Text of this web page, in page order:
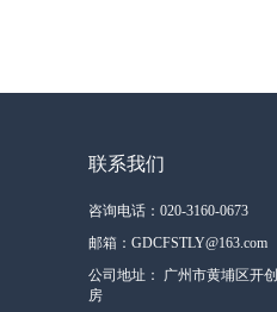
联系我们
咨询电话：020-3160-0673
邮箱：GDCFSTLY@163.com
公司地址： 广州市黄埔区开
房